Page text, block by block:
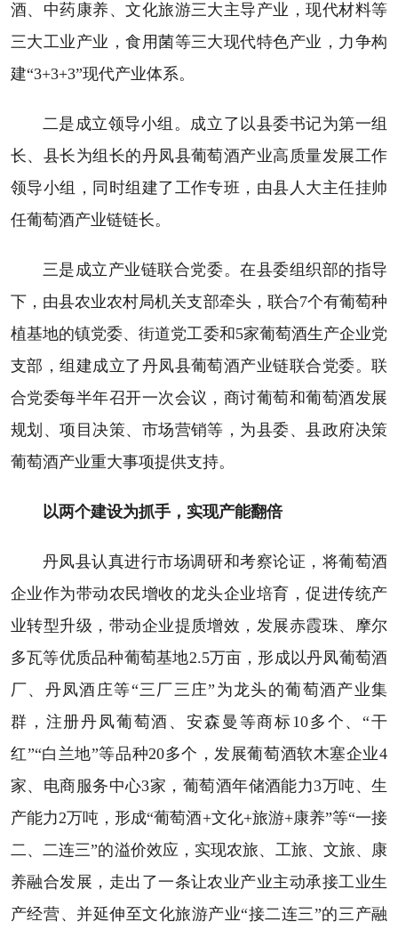
酒、中药康养、文化旅游三大主导产业，现代材料等
三大工业产业，食用菌等三大现代特色产业，力争构
建“3+3+3”现代产业体系。
二是成立领导小组。成立了以县委书记为第一组
长、县长为组长的丹凤县葡萄酒产业高质量发展工作
领导小组，同时组建了工作专班，由县人大主任挂帅
任葡萄酒产业链链长。
三是成立产业链联合党委。在县委组织部的指导
下，由县农业农村局机关支部牵头，联合7个有葡萄种
植基地的镇党委、街道党工委和5家葡萄酒生产企业党
支部，组建成立了丹凤县葡萄酒产业链联合党委。联
合党委每半年召开一次会议，商讨葡萄和葡萄酒发展
规划、项目决策、市场营销等，为县委、县政府决策
葡萄酒产业重大事项提供支持。
以两个建设为抓手，实现产能翻倍
丹凤县认真进行市场调研和考察论证，将葡萄酒
企业作为带动农民增收的龙头企业培育，促进传统产
业转型升级，带动企业提质增效，发展赤霞珠、摩尔
多瓦等优质品种葡萄基地2.5万亩，形成以丹凤葡萄酒
厂、丹凤酒庄等“三厂三庄”为龙头的葡萄酒产业集
群，注册丹凤葡萄酒、安森曼等商标10多个、“干
红”“白兰地”等品种20多个，发展葡萄酒软木塞企业4
家、电商服务中心3家，葡萄酒年储酒能力3万吨、生
产能力2万吨，形成“葡萄酒+文化+旅游+康养”等“一接
二、二连三”的溢价效应，实现农旅、工旅、文旅、康
养融合发展，走出了一条让农业产业主动承接工业生
产经营、并延伸至文化旅游产业“接二连三”的三产融